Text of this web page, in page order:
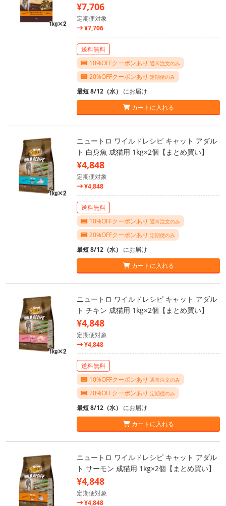
¥7,706
定期便対象
¥7,706
送料無料
10%OFFクーポンあり 通常注文のみ
20%OFFクーポンあり 定期便のみ
最短 8/12（水） にお届け
カートに入れる
ニュートロ ワイルドレシピ キャット アダル
ト 白身魚 成猫用 1kg×2個【まとめ買い】
¥4,848
定期便対象
¥4,848
送料無料
10%OFFクーポンあり 通常注文のみ
20%OFFクーポンあり 定期便のみ
最短 8/12（水） にお届け
カートに入れる
ニュートロ ワイルドレシピ キャット アダル
ト チキン 成猫用 1kg×2個【まとめ買い】
¥4,848
定期便対象
¥4,848
送料無料
10%OFFクーポンあり 通常注文のみ
20%OFFクーポンあり 定期便のみ
最短 8/12（水） にお届け
カートに入れる
ニュートロ ワイルドレシピ キャット アダル
ト サーモン 成猫用 1kg×2個【まとめ買い】
¥4,848
定期便対象
¥4,848